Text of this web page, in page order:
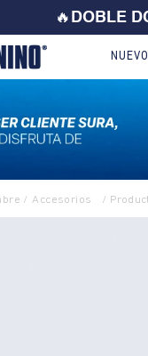
💙
NUEVO
Accesorios